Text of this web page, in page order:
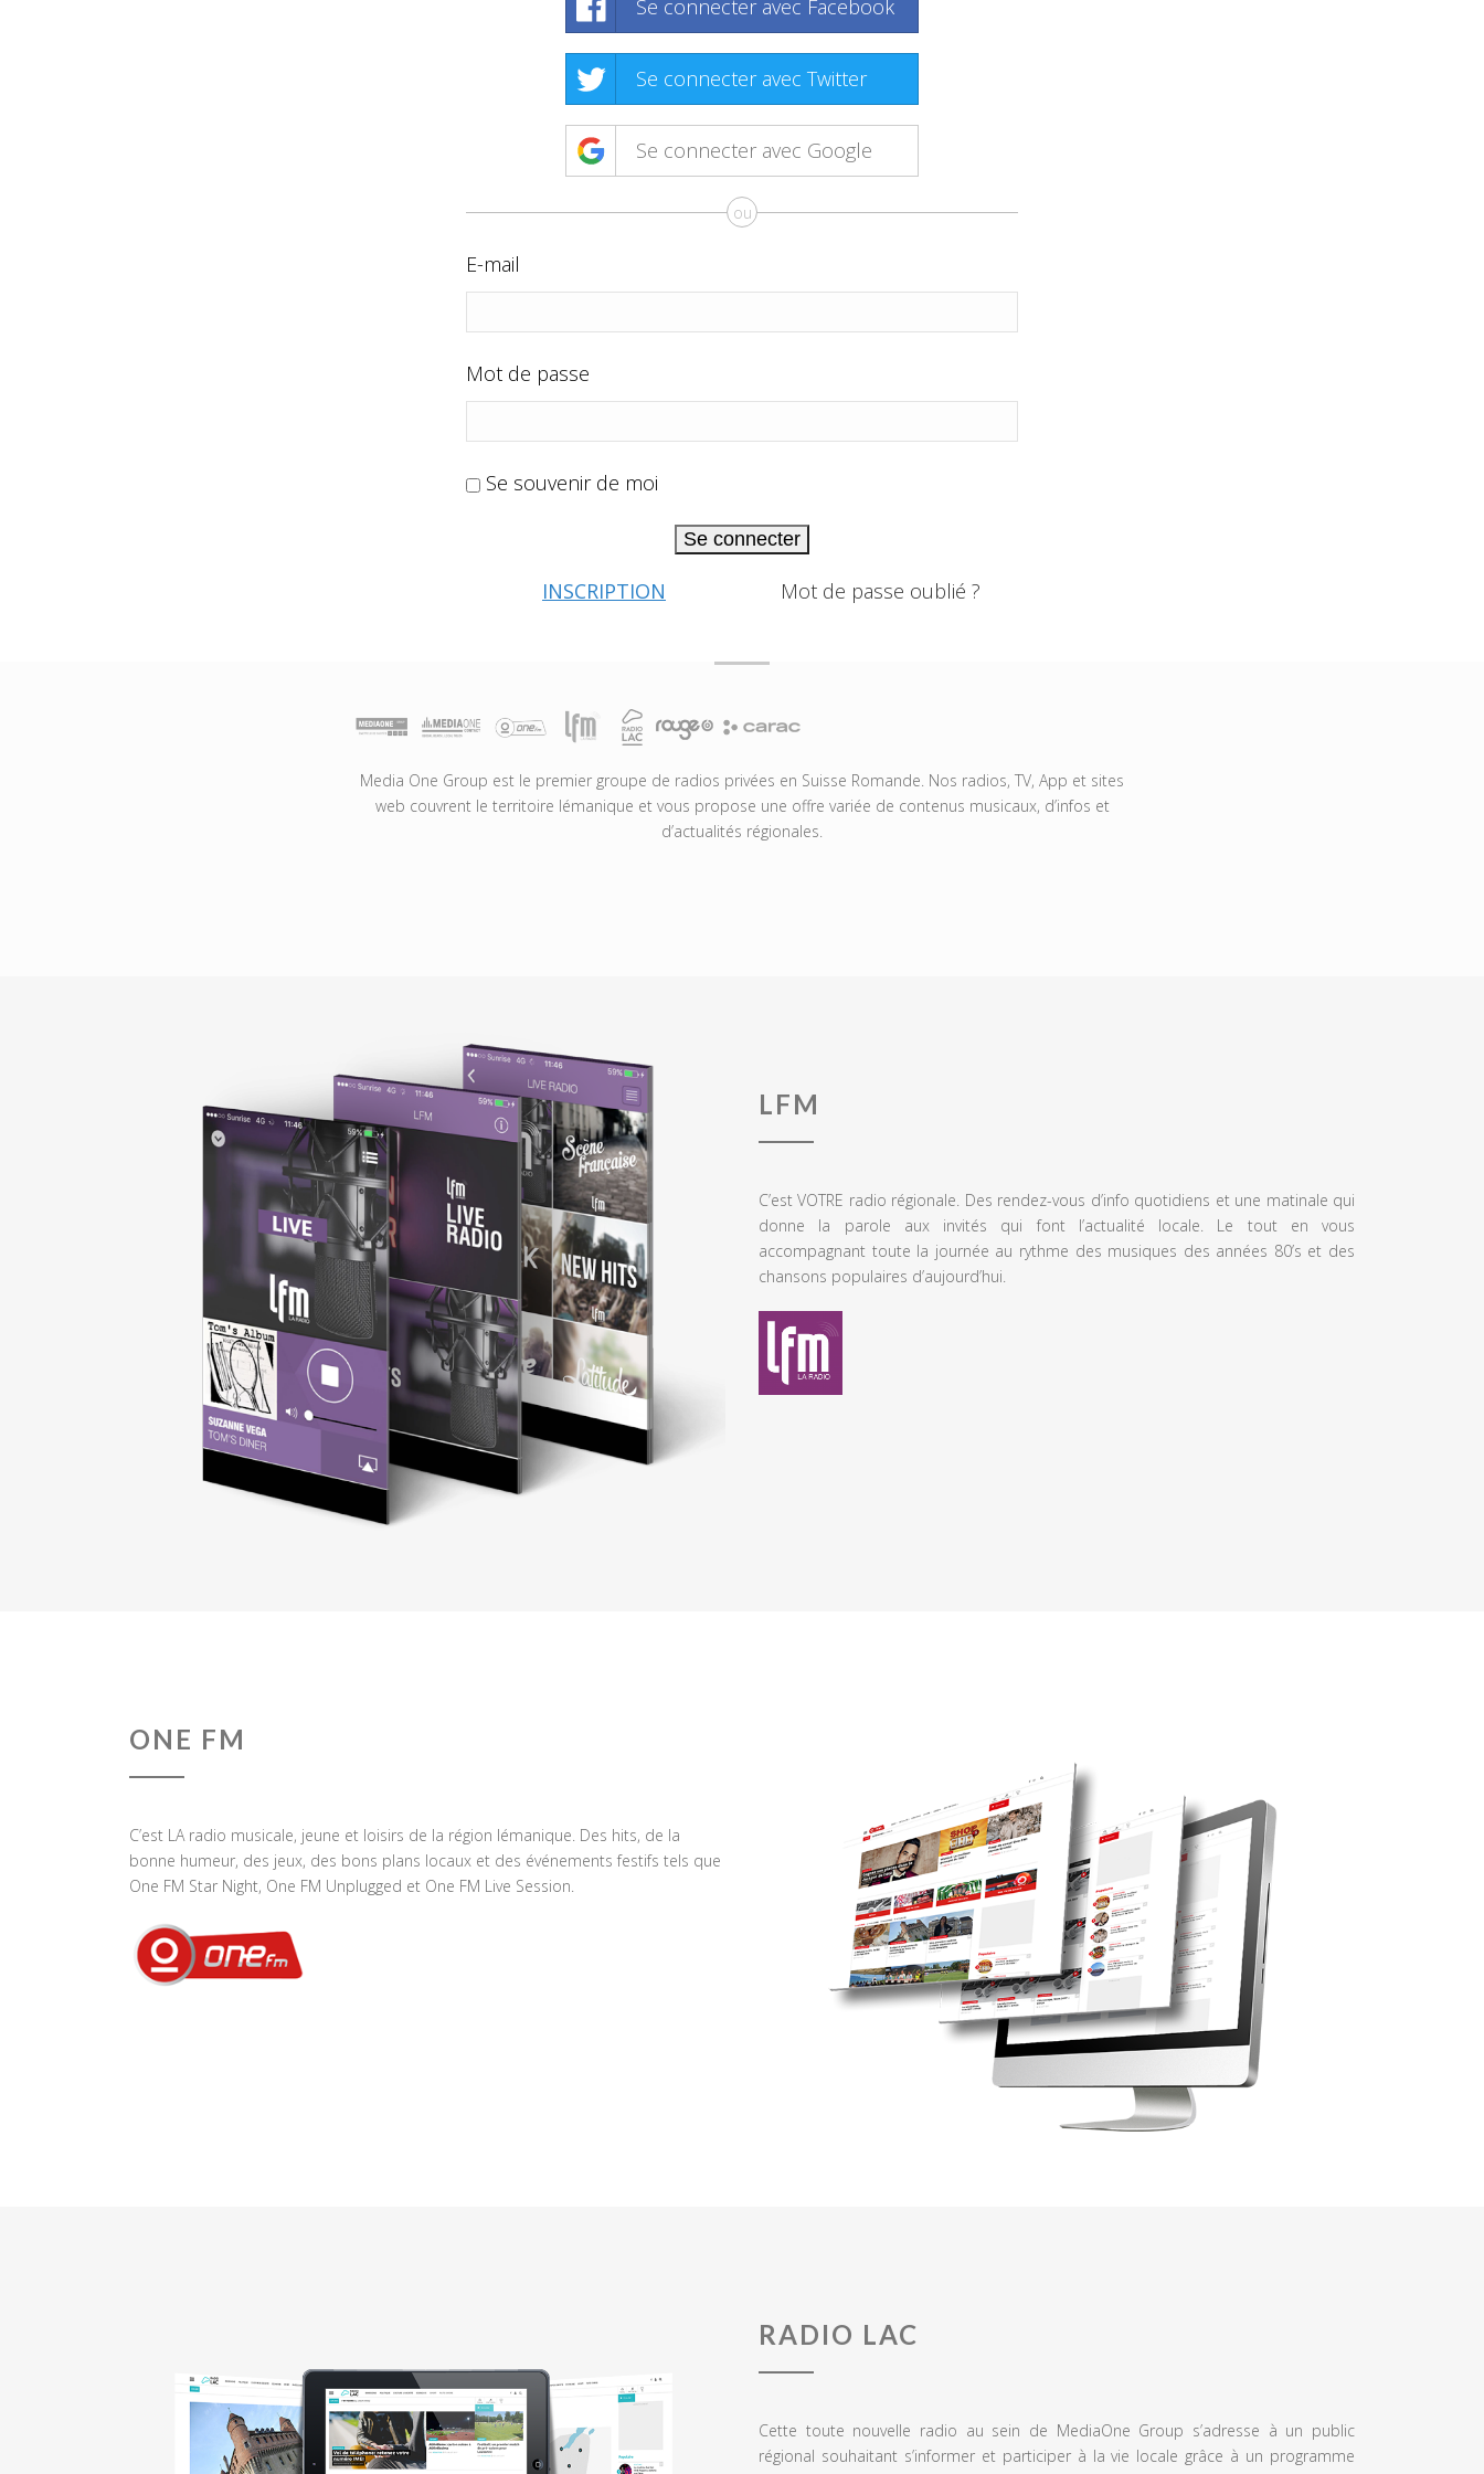
Se connecter avec Facebook
Se connecter avec Twitter
Se connecter avec Google
ou
E-mail
Mot de passe
Se souvenir de moi
Se connecter
INSCRIPTION Mot de passe oublié ?
Media One Group est le premier groupe de radios privées en Suisse Romande. Nos radios, TV, App et sites
web couvrent le territoire lémanique et vous propose une offre variée de contenus musicaux, d’infos et
d’actualités régionales.
LFM
C’est VOTRE radio régionale. Des rendez-vous d’info quotidiens et une matinale qui
donne la parole aux invités qui font l’actualité locale. Le tout en vous
accompagnant toute la journée au rythme des musiques des années 80’s et des
chansons populaires d’aujourd’hui.
ONE FM
C’est LA radio musicale, jeune et loisirs de la région lémanique. Des hits, de la
bonne humeur, des jeux, des bons plans locaux et des événements festifs tels que
One FM Star Night, One FM Unplugged et One FM Live Session.
RADIO LAC
Cette toute nouvelle radio au sein de MediaOne Group s’adresse à un public
régional souhaitant s’informer et participer à la vie locale grâce à un programme